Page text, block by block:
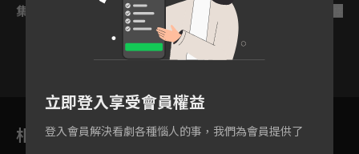
集數列表
2 3
相關花絮
立即登入享受會員權益
登入會員解決看劇各種惱人的事，我們為會員提供了